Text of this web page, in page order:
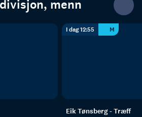
menn
I dag 12:55 M
Eik Tønsberg - Træff